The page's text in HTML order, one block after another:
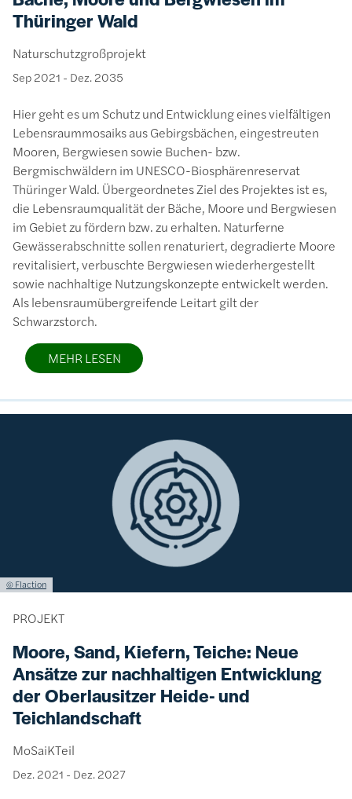
Thüringer Wald
Naturschutzgroßprojekt
Sep 2021 - Dez. 2035
Hier geht es um Schutz und Entwicklung eines vielfältigen
Lebensraummosaiks aus Gebirgsbächen, eingestreuten
Mooren, Bergwiesen sowie Buchen- bzw.
Bergmischwäldern im UNESCO-Biosphärenreservat
Thüringer Wald. Übergeordnetes Ziel des Projektes ist es,
die Lebensraumqualität der Bäche, Moore und Bergwiesen
im Gebiet zu fördern bzw. zu erhalten. Naturferne
Gewässerabschnitte sollen renaturiert, degradierte Moore
revitalisiert, verbuschte Bergwiesen wiederhergestellt
sowie nachhaltige Nutzungskonzepte entwickelt werden.
Als lebensraumübergreifende Leitart gilt der
Schwarzstorch.
MEHR LESEN
Lizenzinformationen einschließlich Urheberrecht
© Flaction
PROJEKT
Moore, Sand, Kiefern, Teiche: Neue
Ansätze zur nachhaltigen Entwicklung
der Oberlausitzer Heide- und
Teichlandschaft
MoSaiKTeil
Dez. 2021 - Dez. 2027